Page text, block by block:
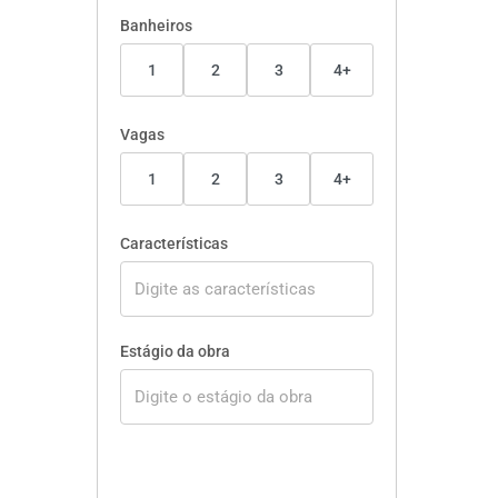
Banheiros
1 2 3 4+
Vagas
1 2 3 4+
Características
Estágio da obra